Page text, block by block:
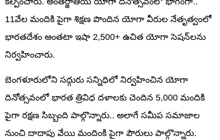
11వేల మందికి పైగా శిక్షణ పొందిన యోగా వీరుల నేతృత్వంలో
భారతదేశం అంతటా ఇషా 2,500+ ఉచిత యోగా సెషన్‌లను
నిర్వహించారు.
బెంగళూరులోని సద్గురు సన్నిధిలో నిర్వహించిన యోగా
దినోత్సవంలో భారత త్రివిధ దళాలకు చెందిన 5,000 మందికి
పైగా రక్షణ సిబ్బంది పాల్గొన్నారు.. అలాగే సమీప సమాజాల
నుంచి దాదాపు వేయి మందింకి పైగా పౌరులు పాల్గొన్నారు.